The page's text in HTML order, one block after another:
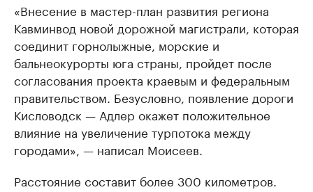
«Внесение в мастер-план развития региона
Кавминвод новой дорожной магистрали, которая
соединит горнолыжные, морские и
бальнеокурорты юга страны, пройдет после
согласования проекта краевым и федеральным
правительством. Безусловно, появление дороги
Кисловодск — Адлер окажет положительное
влияние на увеличение турпотока между
городами», — написал Моисеев.
Расстояние составит более 300 километров.